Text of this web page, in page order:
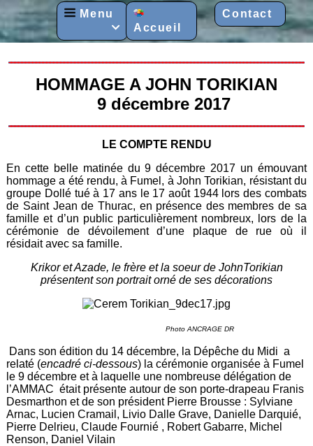
Menu
 Accueil
Contact
HOMMAGE A JOHN TORIKIAN
9 décembre 2017
LE COMPTE RENDU
En cette belle matinée du 9 décembre 2017 un émouvant
hommage a été rendu, à Fumel, à John Torikian, résistant du
groupe Dollé tué à 17 ans le 17 août 1944 lors des combats
de Saint Jean de Thurac, en présence des membres de sa
famille et d’un public particulièrement nombreux, lors de la
cérémonie de dévoilement d’une plaque de rue où il
résidait avec sa famille.
Krikor et Azade, le frère et la soeur de JohnTorikian
présentent son portrait orné de ses décorations
Photo ANCRAGE DR
Dans son édition du 14 décembre, la Dépêche du Midi a
relaté (encadré ci-dessous) la cérémonie organisée à Fumel
le 9 décembre et à laquelle une nombreuse délégation de
l’AMMAC était présente autour de son porte-drapeau Franis
Desmarthon et de son président Pierre Brousse : Sylviane
Arnac, Lucien Cramail, Livio Dalle Grave, Danielle Darquié,
Pierre Delrieu, Claude Fournié , Robert Gabarre, Michel
Renson, Daniel Vilain